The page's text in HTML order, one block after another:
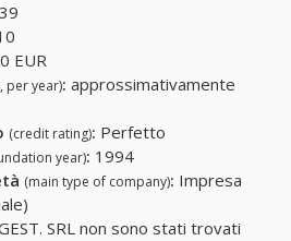
EUR
per year): approssimativamente
(credit rating): Perfetto
year): 1994
(main type of company): Impresa
SRL non sono stati trovati